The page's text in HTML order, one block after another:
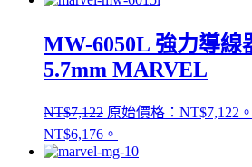
MW-6050L 強力導線
5.7mm MARVEL
NT$7,122 原始價格：NT$7,122。
NT$6,176。